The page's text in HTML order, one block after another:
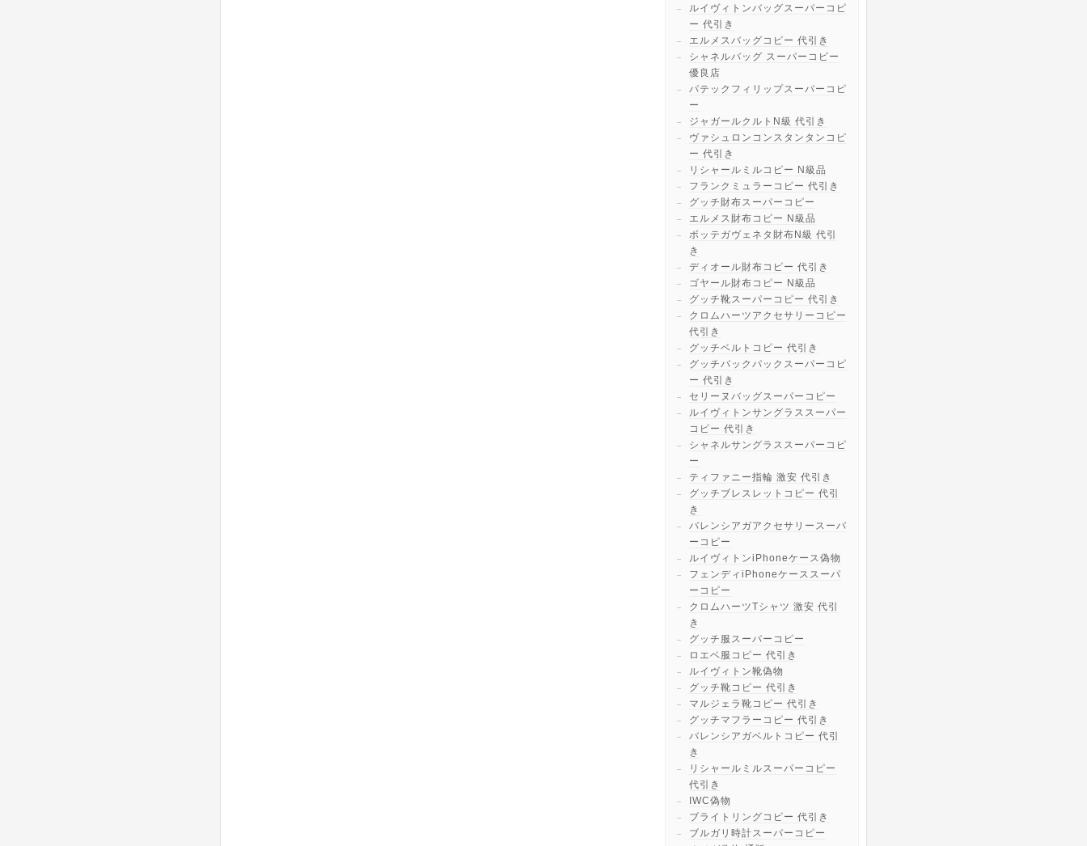
ルイヴィトンバッグスーパーコピ
ー 代引き
エルメスバッグコピー 代引き
シャネルバッグ スーパーコピー
優良店
パテックフィリップスーパーコピ
ー
ジャガールクルトN級 代引き
ヴァシュロンコンスタンタンコピ
ー 代引き
リシャールミルコピー N級品
フランクミュラーコピー 代引き
グッチ財布スーパーコピー
エルメス財布コピー N級品
ボッテガヴェネタ財布N級 代引
き
ディオール財布コピー 代引き
ゴヤール財布コピー N級品
グッチ靴スーパーコピー 代引き
クロムハーツアクセサリーコピー
代引き
グッチベルトコピー 代引き
グッチバックパックスーパーコピ
ー 代引き
セリーヌバッグスーパーコピー
ルイヴィトンサングラススーパー
コピー 代引き
シャネルサングラススーパーコピ
ー
ティファニー指輪 激安 代引き
グッチブレスレットコピー 代引
き
バレンシアガアクセサリースーパ
ーコピー
ルイヴィトンiPhoneケース偽物
フェンディiPhoneケーススーパ
ーコピー
クロムハーツTシャツ 激安 代引
き
グッチ服スーパーコピー
ロエベ服コピー 代引き
ルイヴィトン靴偽物
グッチ靴コピー 代引き
マルジェラ靴コピー 代引き
グッチマフラーコピー 代引き
バレンシアガベルトコピー 代引
き
リシャールミルスーパーコピー
代引き
IWC偽物
ブライトリングコピー 代引き
ブルガリ時計スーパーコピー